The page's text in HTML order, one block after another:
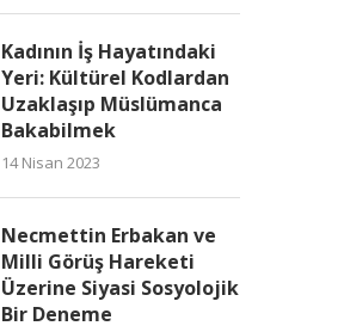
Kadının İş Hayatındaki
Yeri: Kültürel Kodlardan
Uzaklaşıp Müslümanca
Bakabilmek
14 Nisan 2023
Necmettin Erbakan ve
Milli Görüş Hareketi
Üzerine Siyasi Sosyolojik
Bir Deneme